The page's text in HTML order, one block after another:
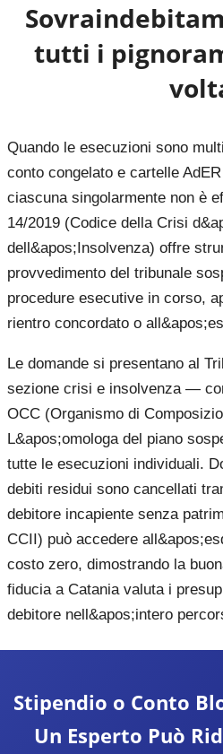
tutti i
Quando le esecuzioni sono
conto congelato e cartelle
ciascuna singolarmente non è
14/2019 (Codice della Crisi
dell&apos;Insolvenza) offre
provvedimento del tribunale
procedure esecutive in corso,
rientro concordato o
Le domande si presentano al
sezione crisi e insolvenza —
OCC (Organismo di
L&apos;omologa del piano
tutte le esecuzioni individuali.
debiti residui sono cancellati
debitore incapiente senza
CCII) può accedere
costo zero, dimostrando la
fiducia a Catania valuta i
debitore nell&apos;intero
Stipendio o Conto
Un Esperto Può